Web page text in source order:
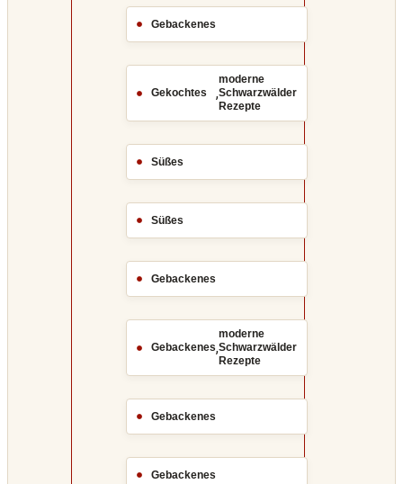
Gebackenes
Gekochtes ,
moderne
Schwarzwälder
Rezepte
Süßes
Süßes
Gebackenes
Gebackenes,
moderne
Schwarzwälder
Rezepte
Gebackenes
Gebackenes